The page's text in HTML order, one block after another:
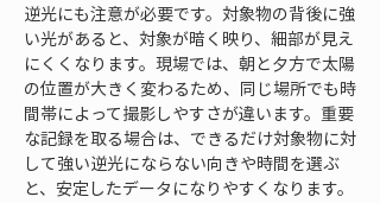
逆光にも注意が必要です。対象物の背後に強
い光があると、対象が暗く映り、細部が見え
にくくなります。現場では、朝と夕方で太陽
の位置が大きく変わるため、同じ場所でも時
間帯によって撮影しやすさが違います。重要
な記録を取る場合は、できるだけ対象物に対
して強い逆光にならない向きや時間を選ぶ
と、安定したデータになりやすくなります。